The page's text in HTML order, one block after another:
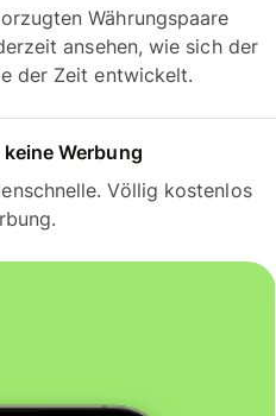
Währungspaare
ansehen, wie sich der
der Zeit entwickelt.
Werbung
Völlig kostenlos